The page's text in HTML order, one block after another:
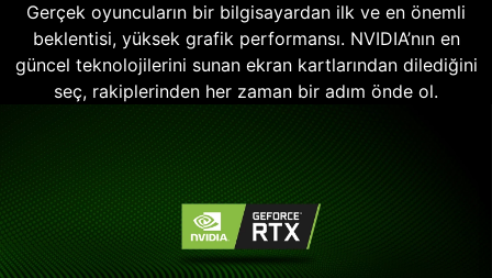
Gerçek oyuncuların bir bilgisayardan ilk ve en önemli
beklentisi, yüksek grafik performansı. NVIDIA’nın en
güncel teknolojilerini sunan ekran kartlarından dilediğini
seç, rakiplerinden her zaman bir adım önde ol.